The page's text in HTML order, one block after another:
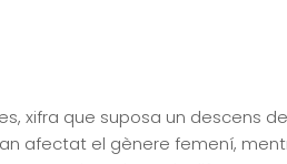
xifra que suposa un descens
afectat el gènere femení,